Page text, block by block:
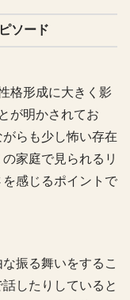
ソード
格形成に大きく影
が明かされてお
らも少し怖い存在
家庭で見られるリ
感じるポイントで
振る舞いをするこ
したりしていると